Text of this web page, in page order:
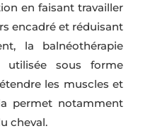
en faisant travailler
encadré et réduisant
la balnéothérapie
utilisée sous forme
les muscles et
permet notamment
cheval.